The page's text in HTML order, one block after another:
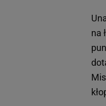
na